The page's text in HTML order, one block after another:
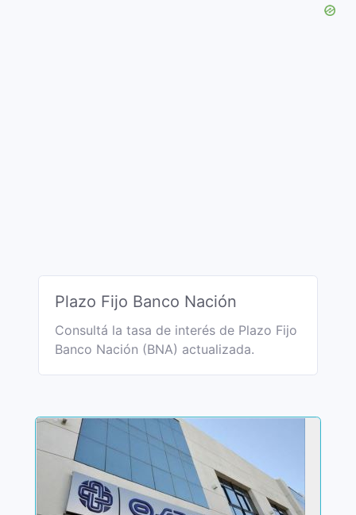
Plazo Fijo Banco Nación
Consultá la tasa de interés de Plazo Fijo
Banco Nación (BNA) actualizada.